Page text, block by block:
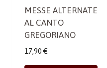
MESSE ALTERNATE
AL CANTO
GREGORIANO
17,90 €